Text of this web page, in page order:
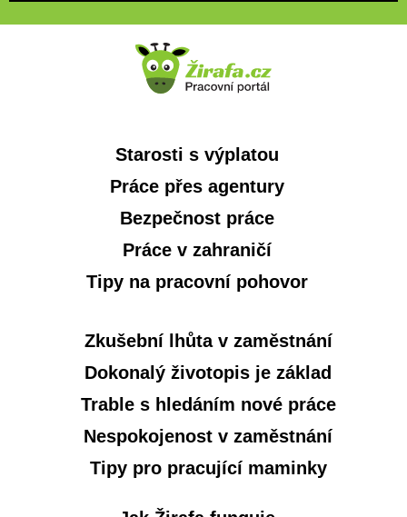
Starosti s výplatou
Práce přes agentury
Bezpečnost práce
Práce v zahraničí
Tipy na pracovní pohovor
Zkušební lhůta v zaměstnání
Dokonalý životopis je základ
Trable s hledáním nové práce
Nespokojenost v zaměstnání
Tipy pro pracující maminky